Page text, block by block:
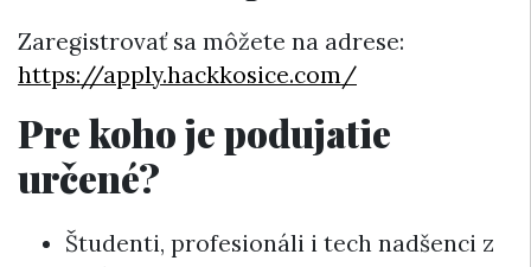
Zaregistrovať sa môžete na adrese:
https://apply.hackkosice.com/
Pre koho je podujatie
určené?
Študenti, profesionáli i tech nadšenci z